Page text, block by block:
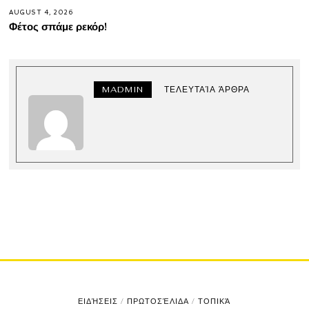
AUGUST 4, 2026
Φέτος σπάμε ρεκόρ!
MADMIN ΤΕΛΕΥΤΑΊΑ ΆΡΘΡΑ
ΕΙΔΉΣΕΙΣ / ΠΡΩΤΟΣΈΛΙΔΑ / ΤΟΠΙΚΆ